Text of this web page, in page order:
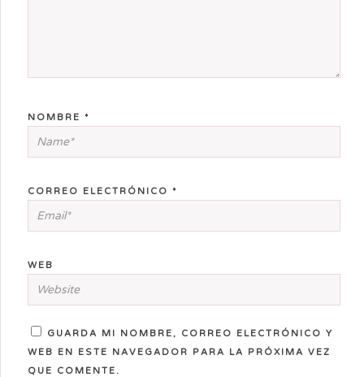
NOMBRE *
CORREO ELECTRÓNICO *
WEB
GUARDA MI NOMBRE, CORREO ELECTRÓNICO Y
WEB EN ESTE NAVEGADOR PARA LA PRÓXIMA VEZ
QUE COMENTE.